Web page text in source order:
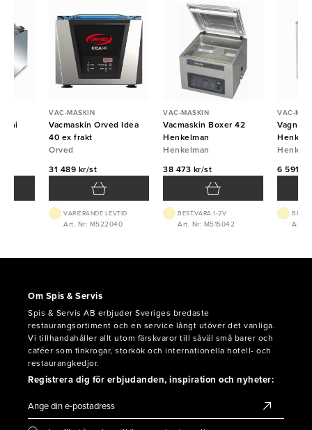
VAC-MASKIN
Vacmaskin Orved Idea
40 ex frakt
Orved
31 489 kr/st
VARIERANDE LEVTID
Art. Nr: M522040
VAC-MASKIN
Vacmaskin Boxer 42
Henkelman
Henkelman
38 473 kr/st
BEST.VARA 1-2V
Art. Nr: M515042
VAC-
Vagn till
6 591
Art.
Om Spis & Servis
Spis & Servis AB erbjuder Sveriges bredaste
restaurangsortiment och en service långt utöver det vanliga.
Vi tillhandahåller allt utom färskvaror till såväl små barer och
caféer som finkrogar, storkök och internationella hotell- och
restaurangkedjor.
Registrera dig för erbjudanden, inspiration och nyheter: